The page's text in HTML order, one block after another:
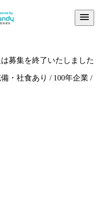
募集を終了いたしました
・社食あり / 100年企業 /